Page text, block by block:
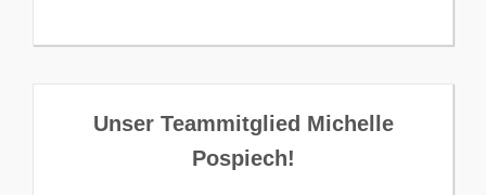
Unser Teammitglied Michelle
Pospiech!